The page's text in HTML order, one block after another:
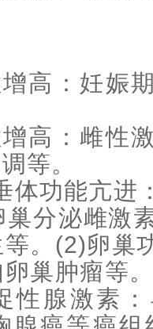
高：妊娠
高：雌性
等。
体功能亢进
分泌雌激
。 (2)卵巢
巢肿瘤等
性腺激素